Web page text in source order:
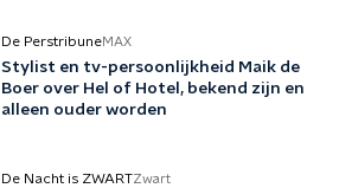
De PerstribuneMAX
Stylist en tv-persoonlijkheid Maik de
Boer over Hel of Hotel, bekend zijn en
alleen ouder worden
De Nacht is ZWARTZwart